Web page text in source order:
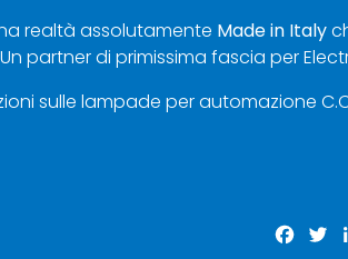
realtà assolutamente Made in Italy
partner di primissima fascia per
sulle lampade per automazione